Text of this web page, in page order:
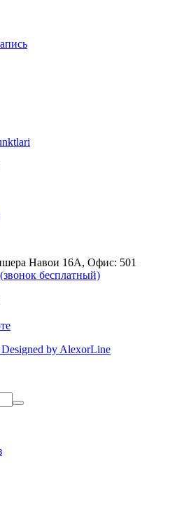
Навои 16А, Офис: 501
бесплатный)
by AlexorLine